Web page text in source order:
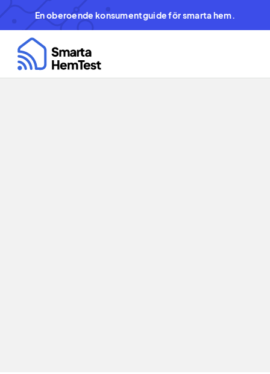
En oberoende konsumentguide för smarta hem.